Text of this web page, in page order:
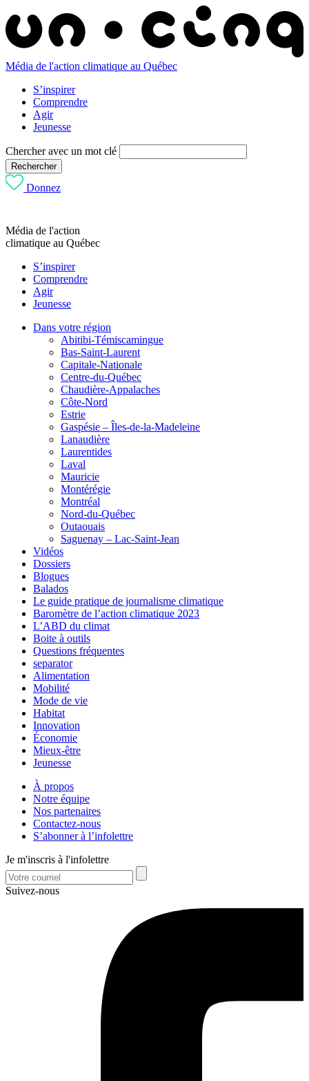
Média de l'action climatique au Québec
S’inspirer
Comprendre
Agir
Jeunesse
Chercher avec un mot clé
Rechercher
Donnez
Média de l'action
climatique au Québec
S’inspirer
Comprendre
Agir
Jeunesse
Dans votre région
Abitibi-Témiscamingue
Bas-Saint-Laurent
Capitale-Nationale
Centre-du-Québec
Chaudière-Appalaches
Côte-Nord
Estrie
Gaspésie – Îles-de-la-Madeleine
Lanaudière
Laurentides
Laval
Mauricie
Montérégie
Montréal
Nord-du-Québec
Outaouais
Saguenay – Lac-Saint-Jean
Vidéos
Dossiers
Blogues
Balados
Le guide pratique de journalisme climatique
Baromètre de l’action climatique 2023
L’ABD du climat
Boite à outils
Questions fréquentes
separator
Alimentation
Mobilité
Mode de vie
Habitat
Innovation
Économie
Mieux-être
Jeunesse
À propos
Notre équipe
Nos partenaires
Contactez-nous
S’abonner à l’infolettre
Je m'inscris à l'infolettre
Suivez-nous